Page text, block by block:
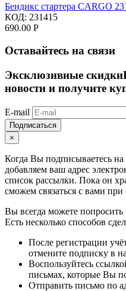
Бендикс стартера CARGO
КОД: 231415
690.00 Р
Оставайтесь на связи
Эксклюзивные скидки
новости и получите
E-mail
Подписаться
×
Когда Вы подписываетесь
добавляем ваш адрес
список рассылки. Пока он
сможем связаться с вами при
Вы всегда можете попросить
Есть несколько способов
После регистрации
отмените подписку в
Воспользуйтесь
письмах, которые Вы
Отправить письмо по